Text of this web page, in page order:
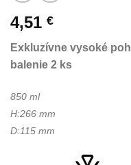
4,51 €
Exkluzívne vysoké
balenie 2 ks
850 ml
H:266 mm
D:115 mm